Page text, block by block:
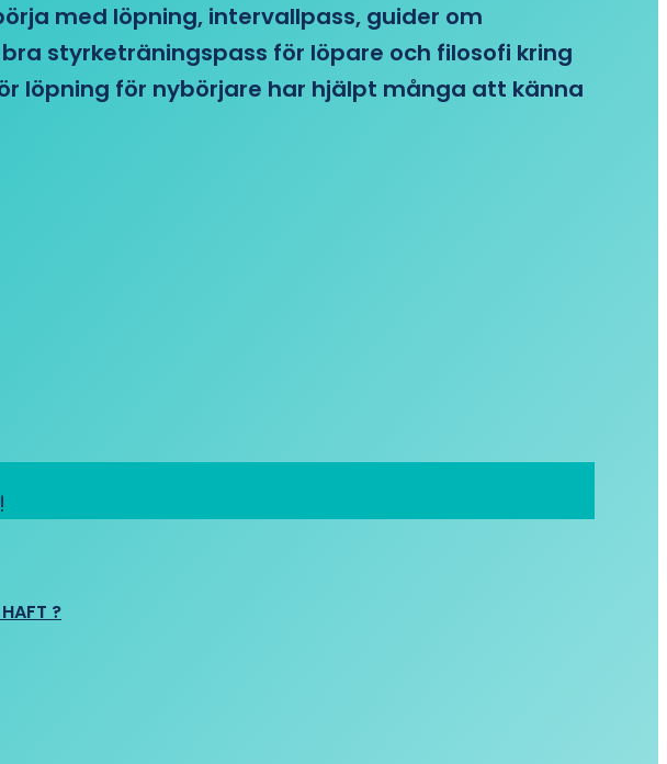
med löpning, intervallpass, guider om
styrketräningspass för löpare och filosofi kring
löpning för nybörjare har hjälpt många att känna
?